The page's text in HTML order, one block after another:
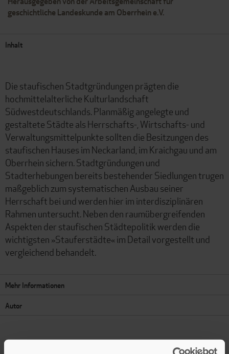
geschichtliche Landeskunde am Oberrhein e.V.
Inhalt
Die staufischen Stadtgründungen prägten die
hochmittelalterliche Kulturlandschaft
Südwestdeutschlands. Planmäßig angelegte und
gestaltete Städte als Herrschafts-, Wirtschafts- und
Verwaltungsmittelpunkte sollten die Besitzungen des
staufischen Hauses im Neckarland, im Kraichgau und am
Oberrhein sichern. Stadtgründungen und
Stadterhebungen bereits bestehender Siedlungen trugen
maßgeblich zum systematischen Ausbau seiner
Herrschaft bei und werden hier im interdisziplinären
Rahmen untersucht. Neben den raumübergreifenden
Aspekten der staufischen Städtepolitik werden die
wichtigsten »Stauferstädte« im Detail vorgestellt und
vergleichend behandelt.
Mehr Informationen
Autor